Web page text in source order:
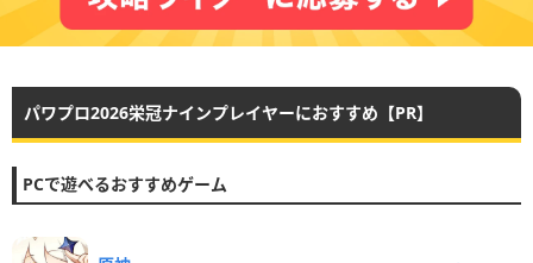
パワプロ2026栄冠ナインプレイヤーにおすすめ【PR】
PCで遊べるおすすめゲーム